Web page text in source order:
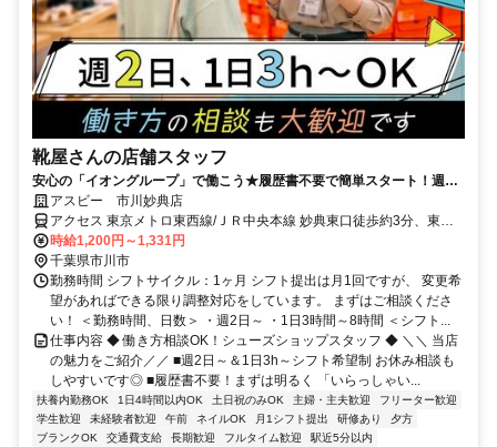
靴屋さんの店舗スタッフ
安心の「イオングループ」で働こう★履歴書不要で簡単スタート！週2
日～＆1日3h～ライフスタイルに合わせて無理なく勤務OK
アスビー 市川妙典店
アクセス 東京メトロ東西線/ＪＲ中央本線 妙典東口徒歩約3分、東京
メトロ東西線/ＪＲ中央本線 行徳徒歩約22分、東京メトロ東西線/ＪＲ
中央本線 原木中山西口徒歩約34分 「妙典」駅徒歩4分
時給1,200円～1,331円
千葉県市川市
勤務時間 シフトサイクル：1ヶ月 シフト提出は月1回ですが、 変更希
望があればできる限り調整対応をしています。 まずはご相談くださ
い！ ＜勤務時間、日数＞ ・週2日～ ・1日3時間～8時間 ＜シフト...
仕事内容 ◆ 働き方相談OK！シューズショップスタッフ ◆ ＼＼ 当店
の魅力をご紹介／／ ■週2日～＆1日3h～シフト希望制 お休み相談も
しやすいです◎ ■履歴書不要！まずは明るく 「いらっしゃい...
扶養内勤務OK 1日4時間以内OK 土日祝のみOK 主婦・主夫歓迎
フリーター歓迎
学生歓迎
未経験者歓迎 午前 ネイルOK 月1シフト提出 研修あり
夕方
ブランクOK
交通費支給 長期歓迎 フルタイム歓迎
駅近5分以内